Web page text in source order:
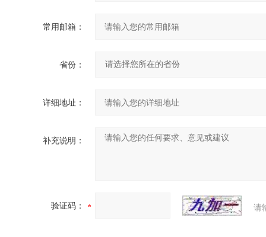
常用邮箱：
省份：
详细地址：
补充说明：
验证码： 请